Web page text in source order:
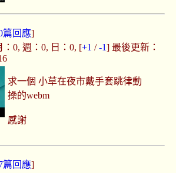
篇回應]
0, 週：0, 日：0, [+1 /-1] 最後更新：
求一個 小草在夜市戴手套跳律動
操的webm
感謝
篇回應]